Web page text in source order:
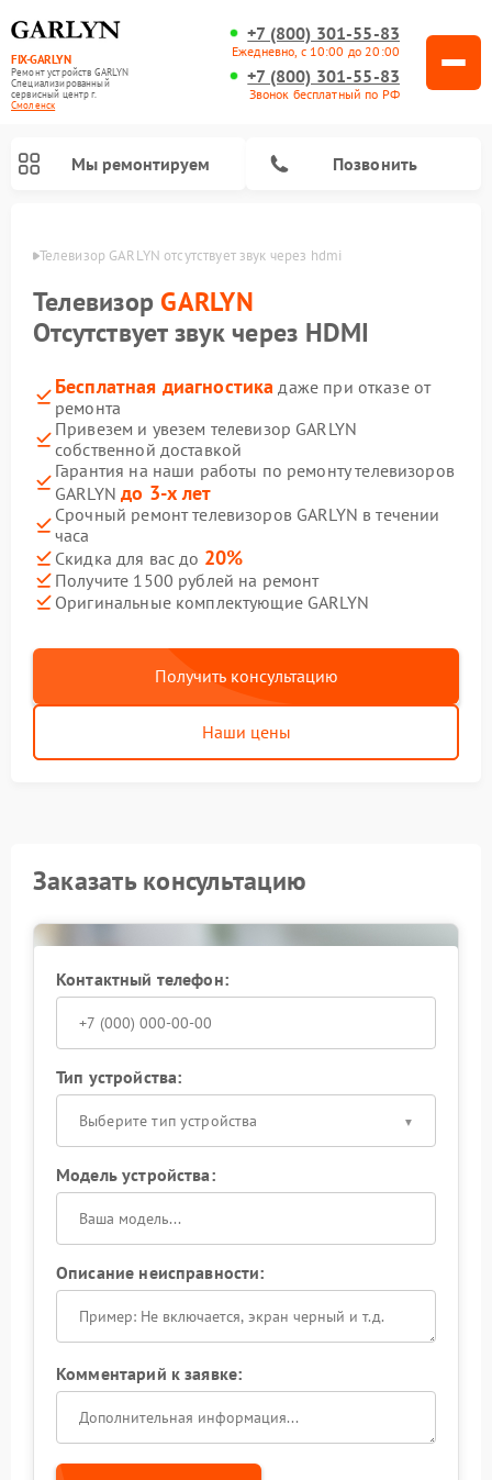
FIX-GARLYN
Ремонт устройств GARLYN
Специализированный
cервисный центр г.
Смоленск
+7 (800) 301-55-83
Ежедневно, с 10:00 до 20:00
+7 (800) 301-55-83
Звонок бесплатный по РФ
Мы ремонтируем Позвонить
Телевизор GARLYN отсутствует звук через hdmi
Телевизор GARLYN
Отсутствует звук через HDMI
Бесплатная диагностика даже при отказе от
ремонта
Привезем и увезем телевизор GARLYN
собственной доставкой
Гарантия на наши работы по ремонту телевизоров
GARLYNдо 3-х лет
Срочный ремонт телевизоров GARLYN в течении
часа
Скидка для вас до 20%
Получите 1500 рублей на ремонт
Оригинальные комплектующие GARLYN
Получить консультацию
Наши цены
Заказать консультацию
Контактный телефон:
Тип устройства:
Выберите тип устройства
Модель устройства:
Описание неисправности:
Комментарий к заявке: